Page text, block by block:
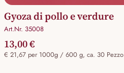
Gyoza di pollo e verdure
Art.Nr. 35008
13,00 €
€ 21,67 per 1000g / 600 g, ca. 30 Pezzo